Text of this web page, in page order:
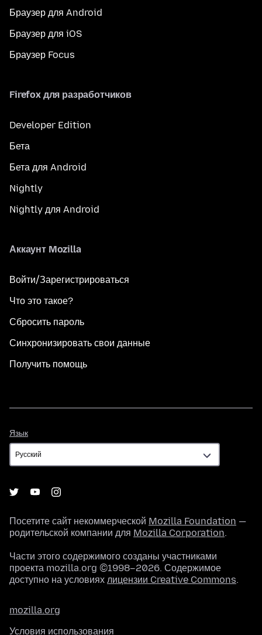
Браузер для Android
Браузер для iOS
Браузер Focus
Firefox для разработчиков
Developer Edition
Бета
Бета для Android
Nightly
Nightly для Android
Аккаунт Mozilla
Войти/Зарегистрироваться
Что это такое?
Сбросить пароль
Синхронизировать свои данные
Получить помощь
Язык
Посетите сайт некоммерческой Mozilla Foundation —
родительской компании для Mozilla Corporation.
Части этого содержимого созданы участниками
проекта mozilla.org ©1998–2026. Содержимое
доступно на условиях лицензии Creative Commons.
mozilla.org
Условия использования